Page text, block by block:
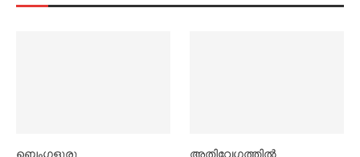
ബെംഗളൂരു
അതിവേഗത്തില്‍